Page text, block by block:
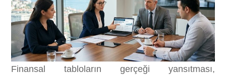
Finansal tabloların gerçeği yansıtması,